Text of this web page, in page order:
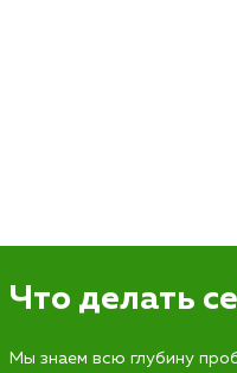
Что делать
Мы знаем всю глубину